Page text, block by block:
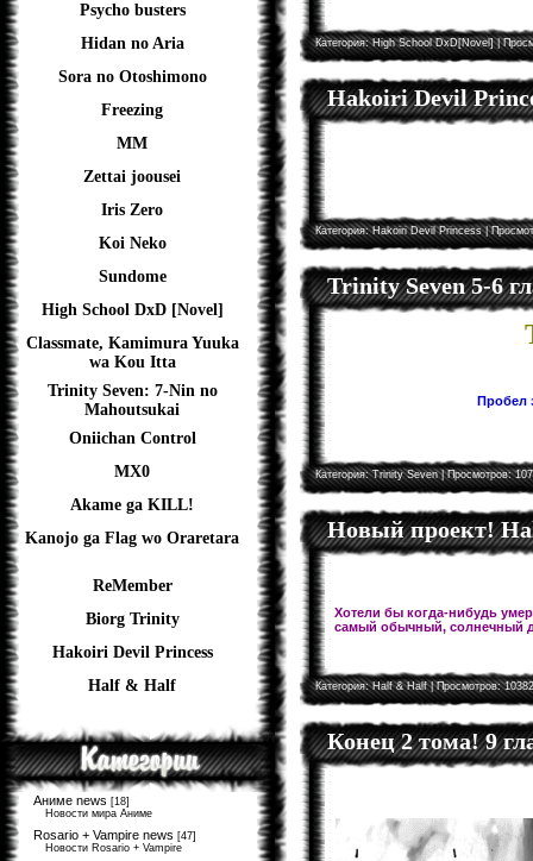
Psycho busters
Hidan no Aria
Sora no Otoshimono
Freezing
ММ
Zettai joousei
Iris Zero
Koi Neko
Sundome
High School DxD [Novel]
Classmate, Kamimura Yuuka
wa Kou Itta
Trinity Seven: 7-Nin no
Mahoutsukai
Oniichan Control
MX0
Akame ga KILL!
Kanojo ga Flag wo Oraretara
ReMember
Biorg Trinity
Hakoiri Devil Princess
Half & Half
Аниме news [18]
Новости мира Аниме
Rosario + Vampire news [47]
Новости Rosario + Vampire
Категория:High School DxD[Novel]|
Hakoiri Devil
Категория:Hakoiri Devil Princess|
Trinity Seven 5-6
Пробел
Категория:Trinity Seven| Просмотров:
Новый проект!
Хотели бы когда-нибудь
самый обычный, солнечный
Категория:Half & Half| Просмотров:
Конец 2 тома! 9